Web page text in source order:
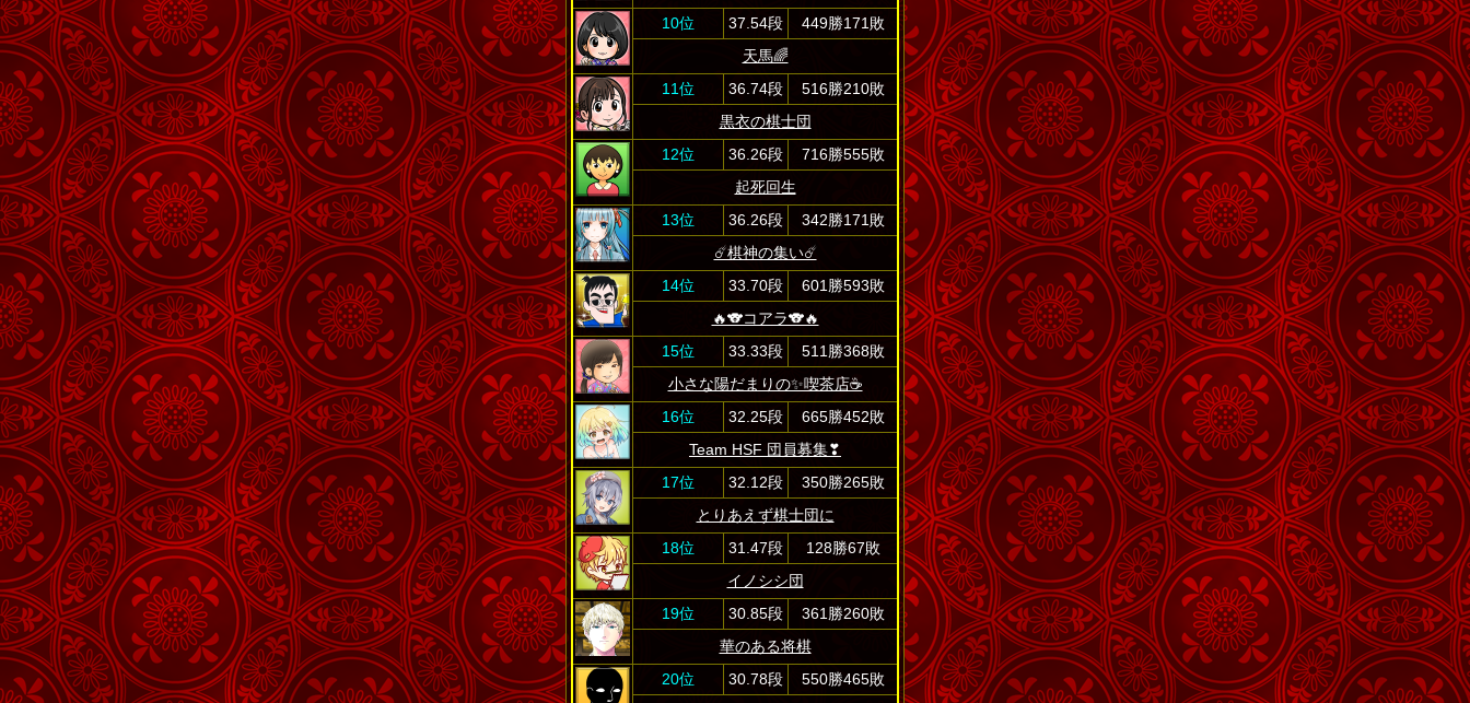
10位
37.54段
449勝171敗
天馬🌈
11位
36.74段
516勝210敗
黒衣の棋士団
12位
36.26段
716勝555敗
起死回生
13位
36.26段
342勝171敗
☄️棋神の集い☄️
14位
33.70段
601勝593敗
🔥🐨コアラ🐨🔥
15位
33.33段
511勝368敗
小さな陽だまりの✨喫茶店☕
16位
32.25段
665勝452敗
Team HSF 団員募集❣
17位
32.12段
350勝265敗
とりあえず棋士団に
18位
31.47段
128勝67敗
イノシシ団
19位
30.85段
361勝260敗
華のある将棋
20位
30.78段
550勝465敗